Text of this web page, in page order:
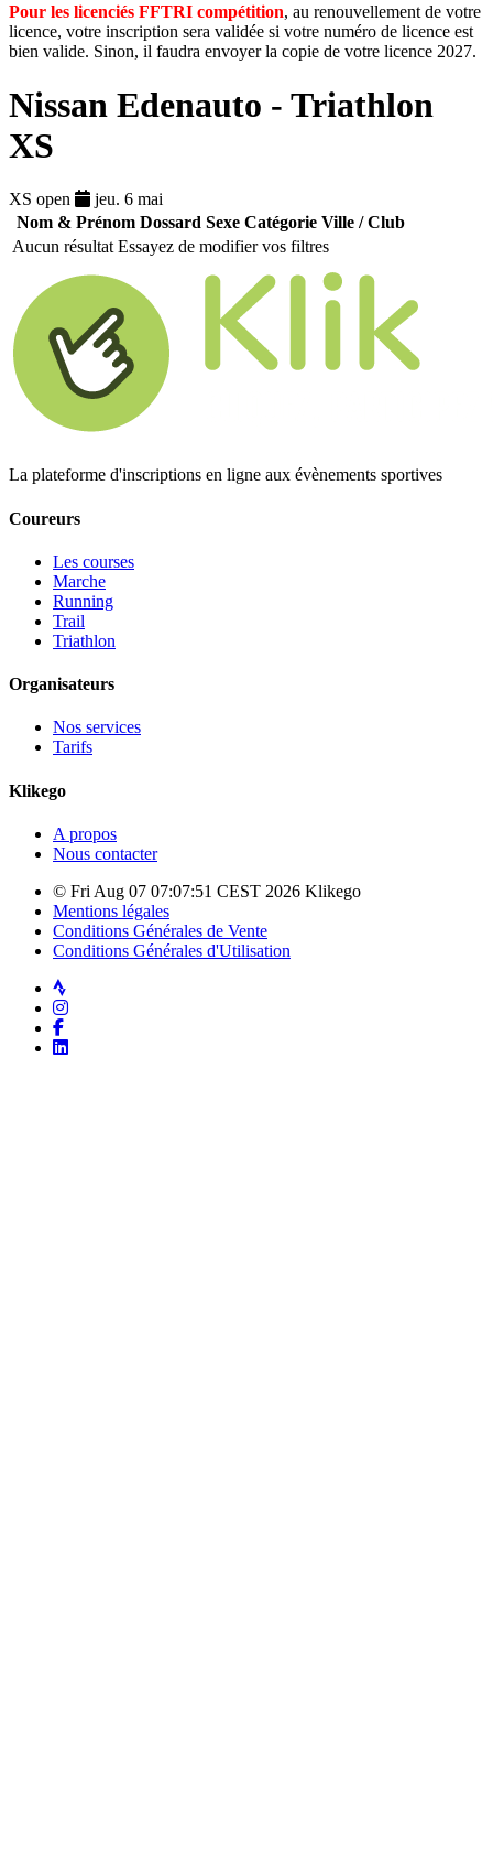
Pour les licenciés FFTRI compétition, au renouvellement de votre
licence, votre inscription sera validée si votre numéro de licence est
bien valide. Sinon, il faudra envoyer la copie de votre licence 2027.
Nissan Edenauto - Triathlon
XS
XS open
jeu. 6 mai
Nom & Prénom Dossard Sexe Catégorie Ville / Club
Aucun résultat Essayez de modifier vos filtres
La plateforme d'inscriptions en ligne aux évènements sportives
Coureurs
Les courses
Marche
Running
Trail
Triathlon
Organisateurs
Nos services
Tarifs
Klikego
A propos
Nous contacter
© Fri Aug 07 07:07:51 CEST 2026 Klikego
Mentions légales
Conditions Générales de Vente
Conditions Générales d'Utilisation
Strava
Instagram
Facebook
LinkedIn